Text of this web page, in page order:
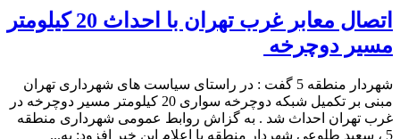
اتصال معابر غرب تهران با احداث 20 کیلومتر
مسیر دوچرخه
شهردار منطقه 5 گفت : در راستای سیاست های شهرداری تهران
مبنی بر تکمیل شبکه دوچرخه سواری 20 کیلومتر مسیر دوچرخه در
غرب تهران احداث شد . به گزاش روابط عمومی شهرداری منطقه
5 ، سعید طلوعی شهردار منطقه با اعلام این خبر افزود: به...